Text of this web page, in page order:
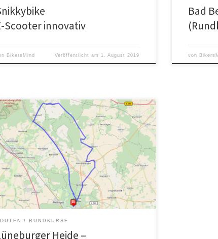
Scooter innovativ
BikersMind Veröffentlicht am 1. August 2019
Bad
von
pur in der Lüneburger Heide, fernab der
– auch was die Wege angeht. Mit einem
gerade noch zu bewältigen, besser
ist für die Waldpassage aber ein
Umso entspannter ist die Rückfahrt am
Kanal entlang.
RUNDKURSE
Heide –